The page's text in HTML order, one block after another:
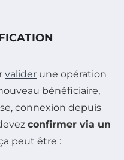
valider une opération
bénéficiaire,
connexion depuis
confirmer via un
peut être :